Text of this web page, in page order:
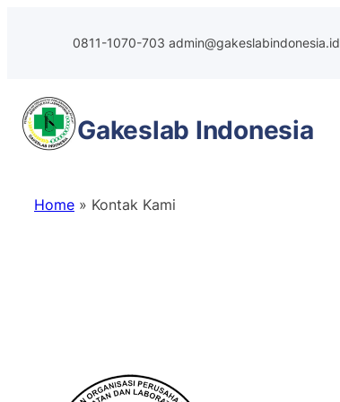
0811-1070-703 admin@gakeslabindonesia.id
Gakeslab Indonesia
Home » Kontak Kami